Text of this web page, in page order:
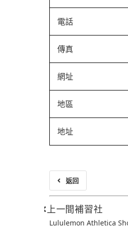
電話
傳真
網址
地區
地址
返回
上一間補習社
Lululemon Athletica